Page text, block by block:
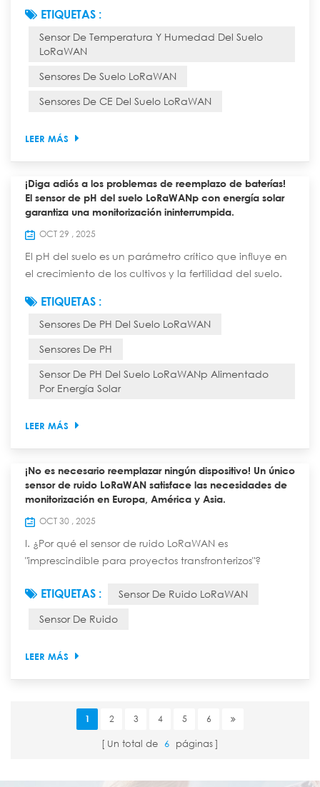
mejorar la eficiencia de la producción agrícola,
garantizar la seguridad alimentaria y lograr un
desarrollo agrícola sostenible. Como dispositivo clave
para la obtención de datos edáficos esenciales en la
n...
ETIQUETAS :
Sensor De Temperatura Y Humedad Del Suelo
LoRaWAN
Sensores De Suelo LoRaWAN
Sensores De CE Del Suelo LoRaWAN
LEER MÁS
¡Diga adiós a los problemas de reemplazo de baterías!
El sensor de pH del suelo LoRaWANp con energía solar
garantiza una monitorización ininterrumpida.
OCT 29 , 2025
El pH del suelo es un parámetro crítico que influye en
el crecimiento de los cultivos y la fertilidad del suelo.
zonas de restauración ecológica, el monitoreo
oportuno de las fluctuaciones del pH resulta vital para
en LoRaWAN El uso de la te...
ETIQUETAS :
Sensores De PH Del Suelo LoRaWAN
Sensores De PH
Sensor De PH Del Suelo LoRaWANp Alimentado
Por Energía Solar
LEER MÁS
¡No es necesario reemplazar ningún dispositivo! Un único
sensor de ruido LoRaWAN satisface las necesidades de
monitorización en Europa, América y Asia.
OCT 30 , 2025
I. ¿Por qué el sensor de ruido LoRaWAN es
"imprescindible para proyectos transfronterizos"?
protocolos. Quienes han trabajado en proyectos de
ejemplo, la UE utiliza EU868, EE. UU. US915 y China
CN470—....
ETIQUETAS : Sensor De Ruido LoRaWAN
Sensor De Ruido
LEER MÁS
1 2 3 4 5 6
Un total de 6 páginas